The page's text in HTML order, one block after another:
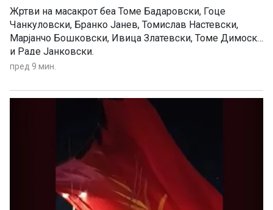
Жртви на масакрот беа Томе Бадаровски, Гоце
Чанкуловски, Бранко Јанев, Томислав Настевски,
Марјанчо Бошковски, Ивица Златевски, Томе Димоски
и Раде Јанковски.
пред 9 мин.